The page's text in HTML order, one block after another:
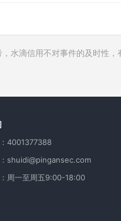
水滴信用不对事件的及时性
4001377388
shuidi@pingansec.com
周一至周五9:00-18:00